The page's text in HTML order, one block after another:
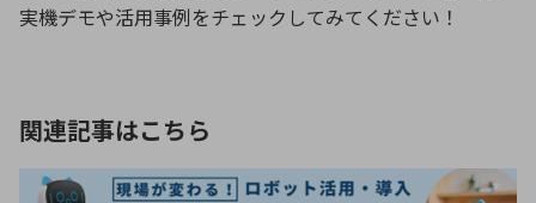
実機デモや活用事例をチェックしてみてください！
関連記事はこちら